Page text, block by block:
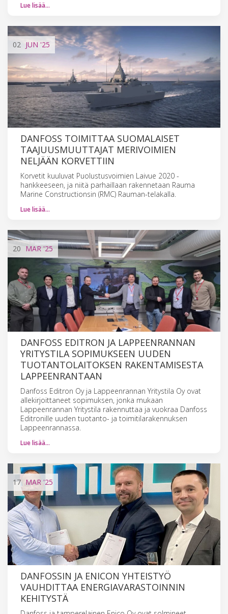
Lue lisää…
02 JUN '25
DANFOSS TOIMITTAA SUOMALAISET
TAAJUUSMUUTTAJAT MERIVOIMIEN
NELJÄÄN KORVETTIIN
Korvetit kuuluvat Puolustusvoimien Laivue 2020 -
hankkeeseen, ja niitä parhaillaan rakennetaan Rauma
Marine Constructionsin (RMC) Rauman-telakalla.
Lue lisää…
20 MAR '25
DANFOSS EDITRON JA LAPPEENRANNAN
YRITYSTILA SOPIMUKSEEN UUDEN
TUOTANTOLAITOKSEN RAKENTAMISESTA
LAPPEENRANTAAN
Danfoss Editron Oy ja Lappeenrannan Yritystila Oy ovat
allekirjoittaneet sopimuksen, jonka mukaan
Lappeenrannan Yritystila rakennuttaa ja vuokraa Danfoss
Editronille uuden tuotanto- ja toimitilarakennuksen
Lappeenrannassa.
Lue lisää…
17 MAR'25
DANFOSSIN JA ENICON YHTEISTYÖ
VAUHDITTAA ENERGIAVARASTOINNIN
KEHITYSTÄ